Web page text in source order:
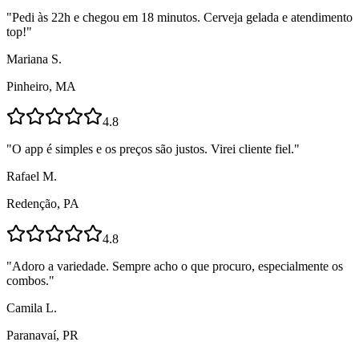
"Pedi às 22h e chegou em 18 minutos. Cerveja gelada e atendimento
top!"
Mariana S.
Pinheiro, MA
4.8
"O app é simples e os preços são justos. Virei cliente fiel."
Rafael M.
Redenção, PA
4.8
"Adoro a variedade. Sempre acho o que procuro, especialmente os
combos."
Camila L.
Paranavaí, PR